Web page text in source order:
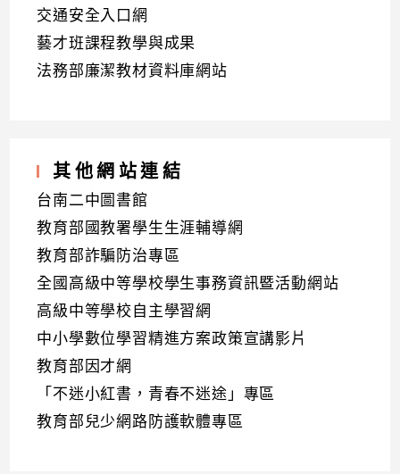
交通安全入口網
藝才班課程教學與成果
法務部廉潔教材資料庫網站
其他網站連結
台南二中圖書館
教育部國教署學生生涯輔導網
教育部詐騙防治專區
全國高級中等學校學生事務資訊暨活動網站
高級中等學校自主學習網
中小學數位學習精進方案政策宣講影片
教育部因才網
「不迷小紅書，青春不迷途」專區
教育部兒少網路防護軟體專區